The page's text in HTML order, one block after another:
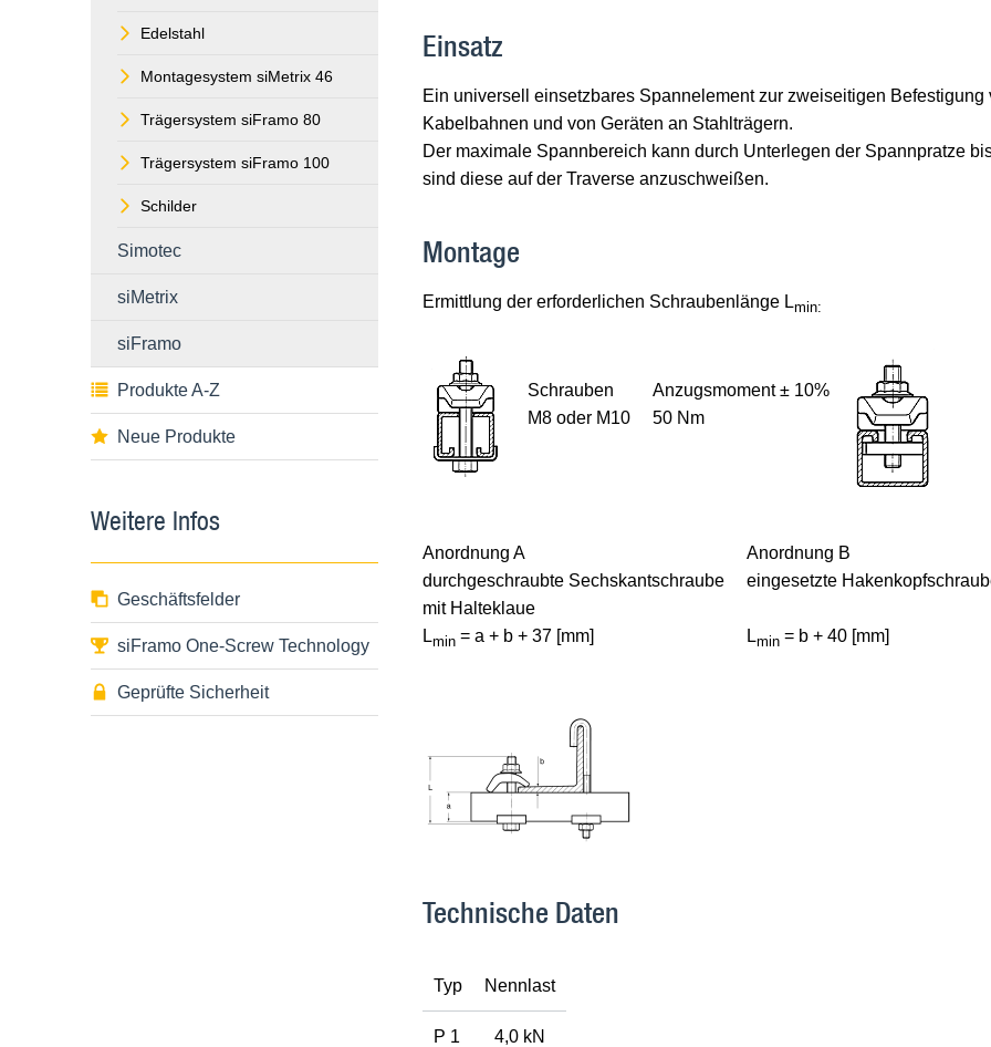
Edelstahl
Montagesystem siMetrix 46
Trägersystem siFramo 80
Trägersystem siFramo 100
Schilder
Simotec
siMetrix
siFramo
Produkte A-Z
Neue Produkte
Weitere Infos
Geschäftsfelder
siFramo One-Screw Technology
Geprüfte Sicherheit
Einsatz
Ein universell einsetzbares Spannelement zur zweiseitigen
Kabelbahnen und von Geräten an Stahlträgern.
Der maximale Spannbereich kann durch Unterlegen der Spannpratze
sind diese auf der Traverse anzuschweißen.
Montage
Ermittlung der erforderlichen Schraubenlänge Lmin:
Schrauben
M8 oder M10
Anzugsmoment ± 10%
50 Nm
Anordnung A
Anordnung B
durchgeschraubte Sechskantschraube
mit Halteklaue
eingesetzte
Lmin = a + b + 37 [mm] Lmin = b + 40 [mm]
Technische Daten
Typ Nennlast
P 1 4,0 kN